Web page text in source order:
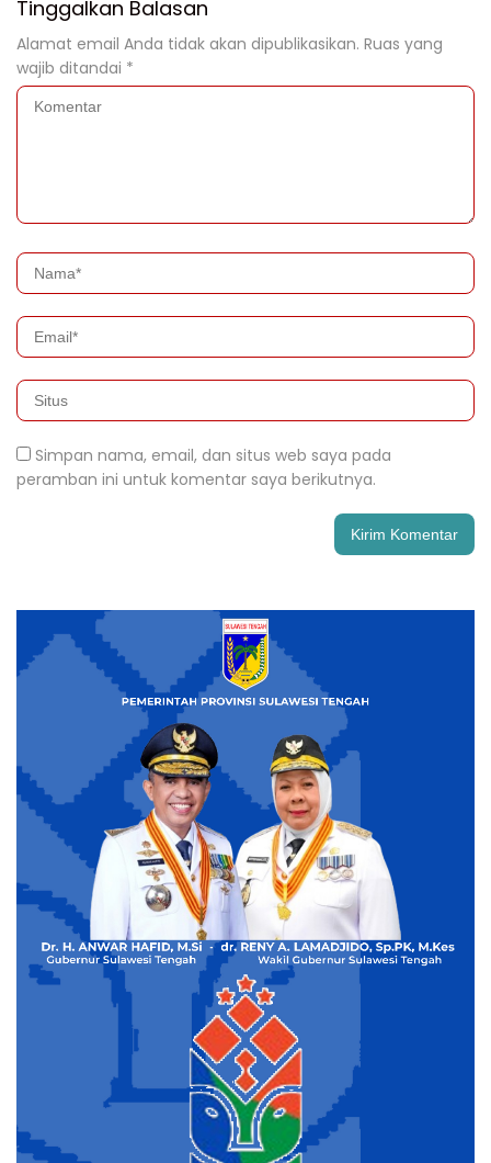
Tinggalkan Balasan
Alamat email Anda tidak akan dipublikasikan. Ruas yang
wajib ditandai *
Simpan nama, email, dan situs web saya pada
peramban ini untuk komentar saya berikutnya.